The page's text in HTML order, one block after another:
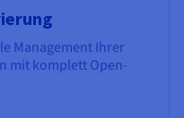
Management Ihrer
mit komplett Open-